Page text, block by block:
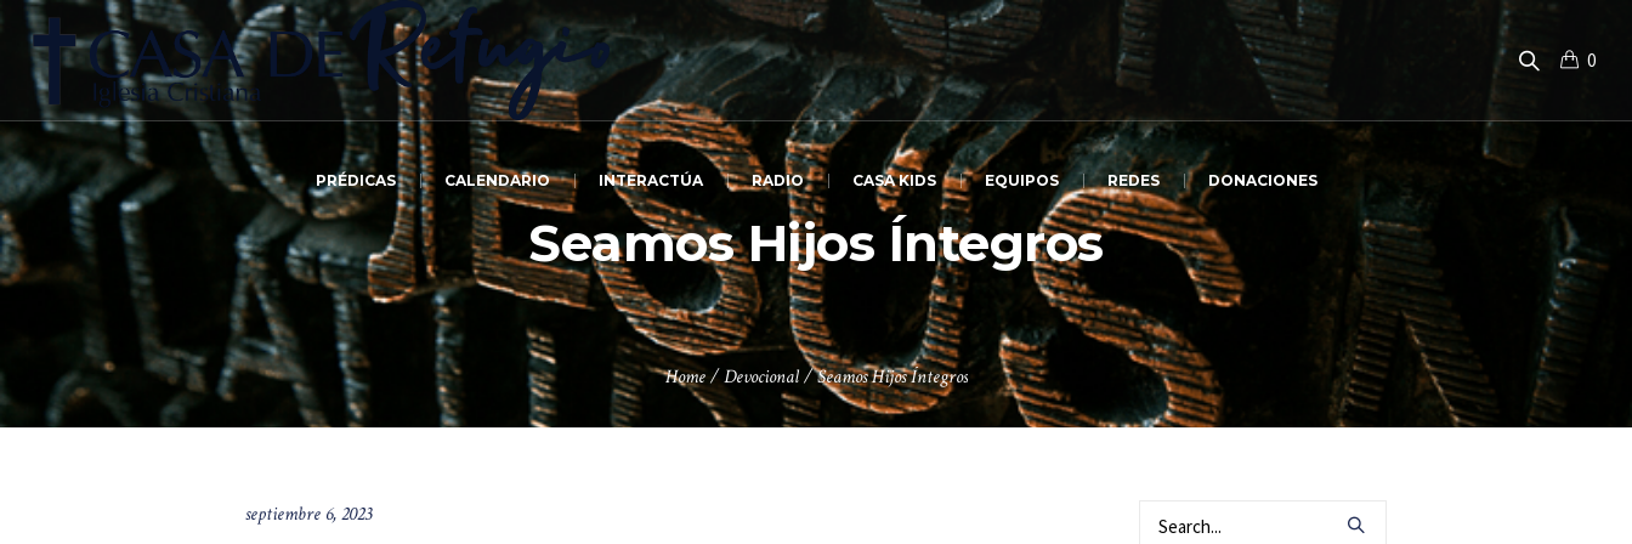
0
PRÉDICAS CALENDARIO INTERACTÚA RADIO CASA KIDS EQUIPOS REDES DONACIONES
Seamos Hijos Íntegros
Home /Devocional /Seamos Hijos Íntegros
septiembre 6, 2023